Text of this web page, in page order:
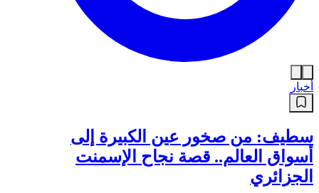
أخبار
سطيف: من صخور عين الكبيرة إلى
أسواق العالم.. قصة نجاح الإسمنت